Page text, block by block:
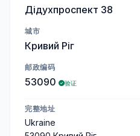
Дідухпроспект 38
城市
Кривий Ріг
邮政编码
53090 验证
完整地址
Ukraine